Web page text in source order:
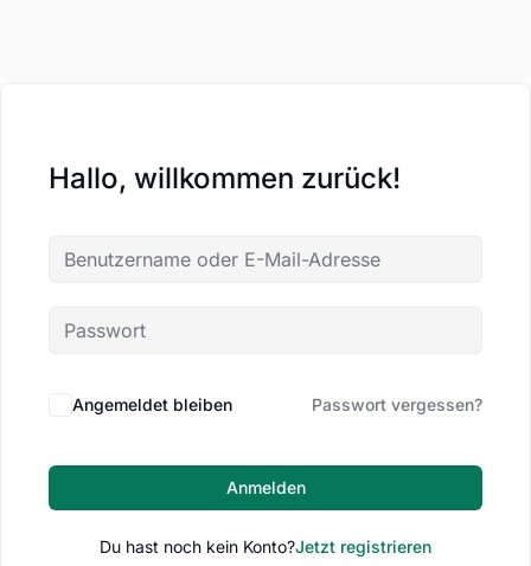
Hallo, willkommen zurück!
Angemeldet bleiben Passwort vergessen?
Anmelden
Du hast noch kein Konto?Jetzt registrieren